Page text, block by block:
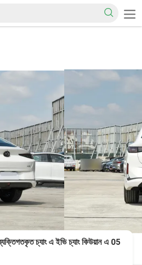
চ্যাং এ ইভি চ্যাং কিউয়ান এ 05